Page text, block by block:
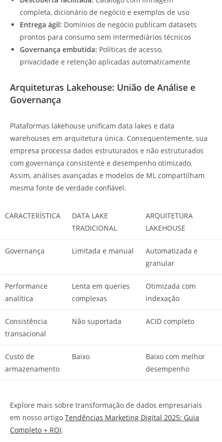
completa, dicionário de negócio e exemplos de uso
Entrega ágil: Domínios de negócio publicam datasets
prontos para consumo sem intermediários técnicos
Governança embutida: Políticas de acesso,
privacidade e retenção aplicadas automaticamente
Arquiteturas Lakehouse: União de Análise e
Governança
Plataformas lakehouse unificam data lakes e data
warehouses em arquitetura única. Consequentemente, sua
empresa processa dados estruturados e não estruturados
com governança consistente e desempenho otimizado.
Assim, análises avançadas e modelos de ML compartilham
mesma fonte de verdade confiável.
CARACTERÍSTICA
DATA LAKE
TRADICIONAL
ARQUITETURA
LAKEHOUSE
Governança Limitada e manual
Automatizada e
granular
Performance
analítica
Lenta em queries
complexas
Otimizada com
indexação
Consistência
transacional
Não suportada ACID completo
Custo de
armazenamento
Baixo
Baixo com melhor
desempenho
Explore mais sobre transformação de dados empresariais
em nosso artigo Tendências Marketing Digital 2025: Guia
Completo + ROI.